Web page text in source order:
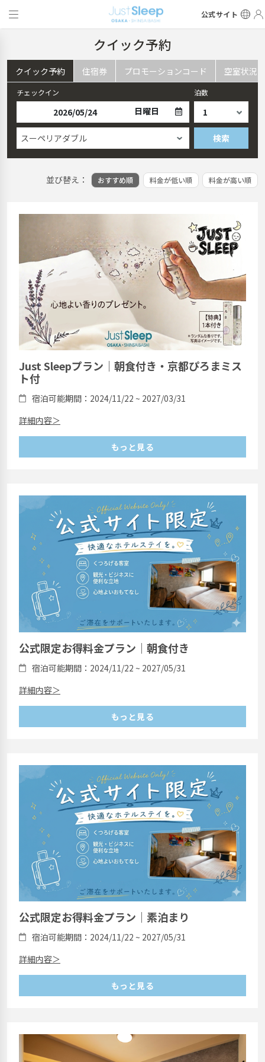
公式サイト
クイック予約
クイック予約 住宿券 プロモーションコード 空室状況
チェックイン
日曜日
泊数
スーペリアダブル 検索
並び替え： おすすめ順 料金が低い順 料金が高い順
Just Sleepプラン｜朝食付き・京都ぴろまミス
ト付
宿泊可能期間：2024/11/22 ~ 2027/03/31
詳細内容＞
もっと見る
公式限定お得料金プラン｜朝食付き
宿泊可能期間：2024/11/22 ~ 2027/05/31
詳細内容＞
もっと見る
公式限定お得料金プラン｜素泊まり
宿泊可能期間：2024/11/22 ~ 2027/05/31
詳細内容＞
もっと見る